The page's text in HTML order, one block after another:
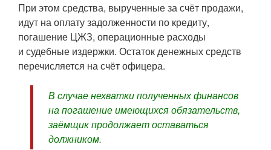
При этом средства, вырученные за счёт продажи,
идут на оплату задолженности по кредиту,
погашение ЦЖЗ, операционные расходы
и судебные издержки. Остаток денежных средств
перечисляется на счёт офицера.
В случае нехватки полученных финансов
на погашение имеющихся обязательств,
заёмщик продолжает оставаться
должником.